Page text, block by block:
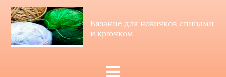
Вязание для новичков спицами
и крючком